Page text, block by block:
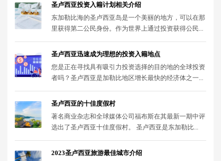
圣卢西亚投资入籍计划相关介绍
东加勒比海的圣卢西亚岛是一个美丽的地方，可以在那
里获得第二公民身份。作为世界上通过投资获得公民...
圣卢西亚迅速成为理想的投资入籍地点
您是正在寻找具有吸引力投资选择的目的地的全球投资
者吗？圣卢西亚是加勒比地区增长最快的经济体之一...
圣卢西亚的十佳度假村
著名商业杂志和全球媒体公司福布斯在其最新一期中评
选出了圣卢西亚十佳度假村。 圣卢西亚是东加勒比...
2023圣卢西亚旅游最佳城市介绍